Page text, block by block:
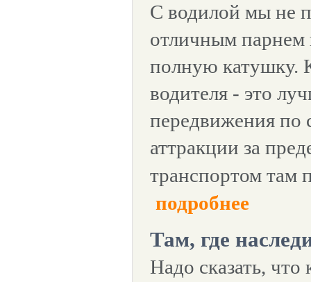
С водилой мы не
отличным парнем
полную катушку.
водителя - это
передвижения по
аттракции за
транспортом там
подробнее
Там, где
Надо сказать,